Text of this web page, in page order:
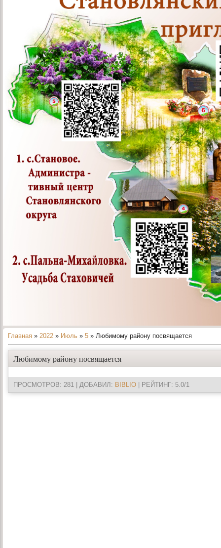
Главная » 2022 » Июль » 5 » Любимому району посвящается
Любимому району посвящается
ПРОСМОТРОВ: 281 | ДОБАВИЛ: BIBLIO | РЕЙТИНГ: 5.0/1